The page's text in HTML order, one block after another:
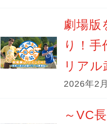
劇場版
り！手
リアル
2026年2
～VC